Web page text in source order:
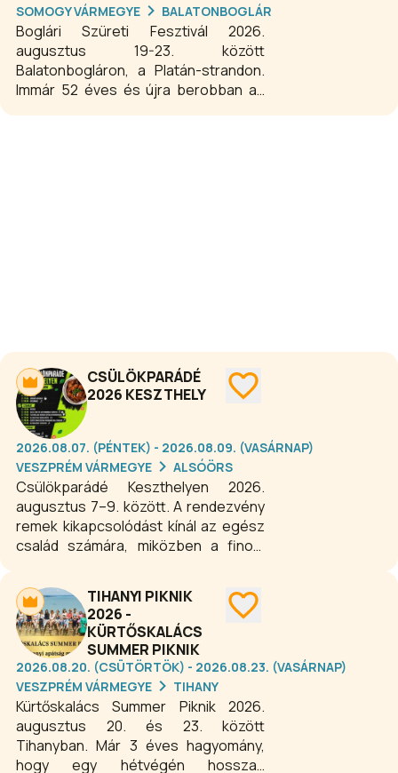
SOMOGY VÁRMEGYE
BALATONBOGLÁR
Boglári Szüreti Fesztivál 2026.
augusztus 19-23. között
Balatonbogláron, a Platán-strandon.
Immár 52 éves és újra berobban az
CSÜLÖKPARÁDÉ
2026 KESZTHELY
2026.08.07. (PÉNTEK) - 2026.08.09. (VASÁRNAP)
VESZPRÉM VÁRMEGYE
ALSÓÖRS
Csülökparádé Keszthelyen 2026.
augusztus 7–9. között. A rendezvény
remek kikapcsolódást kínál az egész
család számára, miközben a finom
szórakoztató programok
gondoskodnak a jó hangulatról. Ha
szereted a hagyományos magyar
ízeket és a nyári fesztiválok
hangulatát, a keszthelyi
Csülökparádét érdemes felkeresni.
TIHANYI PIKNIK
2026 -
KÜRTŐSKALÁCS
SUMMER PIKNIK
2026.08.20. (CSÜTÖRTÖK) - 2026.08.23. (VASÁRNAP)
VESZPRÉM VÁRMEGYE
TIHANY
Kürtőskalács Summer Piknik 2026.
augusztus 20. és 23. között
Tihanyban. Már 3 éves hagyomány,
hogy egy hétvégén hosszan